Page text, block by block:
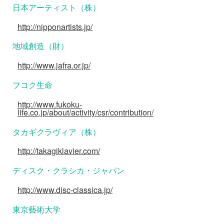
日本アーティスト（株）
http://nipponartists.jp/
地域創造（財）
http://www.jafra.or.jp/
フコク生命
http://www.fukoku-
life.co.jp/about/activity/csr/contribution/
タカギクラヴィア（株）
http://takagiklavier.com/
ディスク・クラシカ・ジャパン
http://www.disc-classica.jp/
東京藝術大学